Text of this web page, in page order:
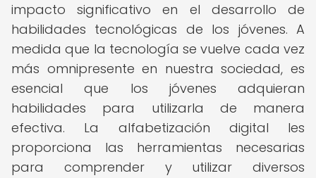
impacto significativo en el desarrollo de
habilidades tecnológicas de los jóvenes. A
medida que la tecnología se vuelve cada vez
más omnipresente en nuestra sociedad, es
esencial que los jóvenes adquieran
habilidades para utilizarla de manera
efectiva. La alfabetización digital les
proporciona las herramientas necesarias
para comprender y utilizar diversos